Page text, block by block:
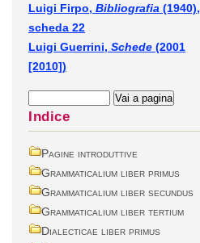
Luigi Firpo, Bibliografia (1940),
scheda 22
Luigi Guerrini, Schede (2001
[2010])
Indice
Pagine introduttive
Grammaticalium liber primus
Grammaticalium liber secundus
Grammaticalium liber tertium
Dialecticae liber primus